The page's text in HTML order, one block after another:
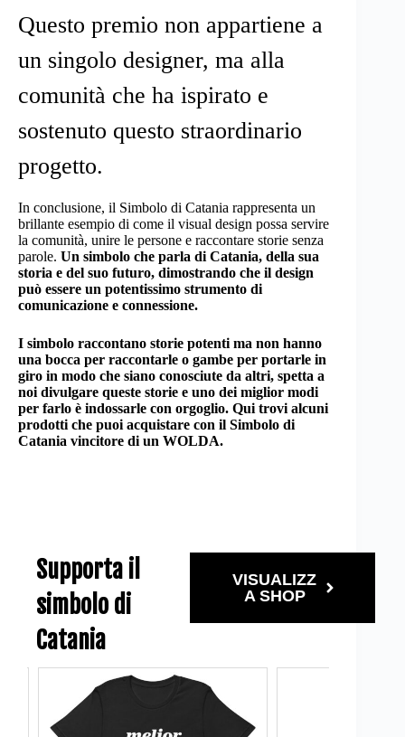
Questo premio non appartiene a
un singolo designer, ma alla
comunità che ha ispirato e
sostenuto questo straordinario
progetto.
In conclusione, il Simbolo di Catania rappresenta un
brillante esempio di come il visual design possa servire
la comunità, unire le persone e raccontare storie senza
parole. Un simbolo che parla di Catania, della sua
storia e del suo futuro, dimostrando che il design
può essere un potentissimo strumento di
comunicazione e connessione.
I simbolo raccontano storie potenti ma non hanno
una bocca per raccontarle o gambe per portarle in
giro in modo che siano conosciute da altri, spetta a
noi divulgare queste storie e uno dei miglior modi
per farlo è indossarle con orgoglio. Qui trovi alcuni
prodotti che puoi acquistare con il Simbolo di
Catania vincitore di un WOLDA.
Supporta il
simbolo di
Catania
VISUALIZZ
A SHOP